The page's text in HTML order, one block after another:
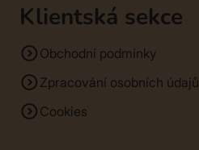
Klientská sekce
Obchodní podmínky
Zpracování osobních údajů
Cookies